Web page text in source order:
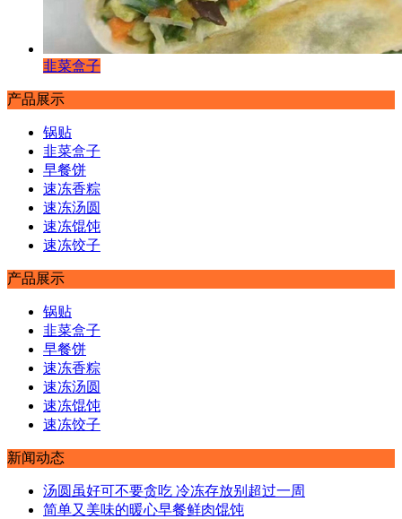
韭菜盒子
锅贴
韭菜盒子
早餐饼
速冻香粽
速冻汤圆
速冻馄饨
速冻饺子
锅贴
韭菜盒子
早餐饼
速冻香粽
速冻汤圆
速冻馄饨
速冻饺子
汤圆虽好可不要贪吃 冷冻存放别超过一周
简单又美味的暖心早餐鲜肉馄饨
端午节到了，不会煮速冻粽子怎么办？